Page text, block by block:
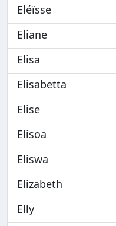
Eléïsse
Eliane
Elisa
Elisabetta
Elise
Elisoa
Eliswa
Elizabeth
Elly